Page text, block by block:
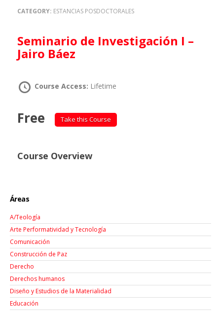
CATEGORY: ESTANCIAS POSDOCTORALES
Seminario de Investigación I –
Jairo Báez
Course Access: Lifetime
Free Take this Course
Course Overview
Áreas
A/Teología
Arte Performatividad y Tecnología
Comunicación
Construcción de Paz
Derecho
Derechos humanos
Diseño y Estudios de la Materialidad
Educación